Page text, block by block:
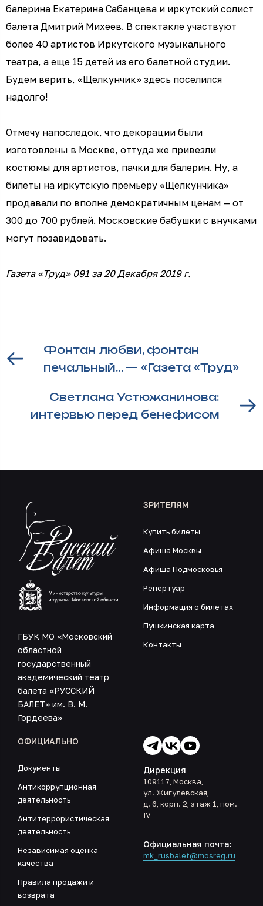
балерина Екатерина Сабанцева и иркутский солист
балета Дмитрий Михеев. В спектакле участвуют
более 40 артистов Иркутского музыкального
театра, а еще 15 детей из его балетной студии.
Будем верить, «Щелкунчик» здесь поселился
надолго!
Отмечу напоследок, что декорации были
изготовлены в Москве, оттуда же привезли
костюмы для артистов, пачки для балерин. Ну, а
билеты на иркутскую премьеру «Щелкунчика»
продавали по вполне демократичным ценам — от
300 до 700 рублей. Московские бабушки с внучками
могут позавидовать.
Газета «Труд» 091 за 20 Декабря 2019 г.
Фонтан любви, фонтан
печальный… — «Газета «Труд»
Светлана Устюжанинова:
интервью перед бенефисом
ГБУК МО «Московский
областной
государственный
академический театр
балета «РУССКИЙ
БАЛЕТ» им. В. М.
Гордеева»
ЗРИТЕЛЯМ
Купить билеты
Афиша Москвы
Афиша Подмосковья
Репертуар
Информация о билетах
Пушкинская карта
Контакты
ОФИЦИАЛЬНО
Документы
Антикоррупционная
деятельность
Антитеррористическая
деятельность
Независимая оценка
качества
Правила продажи и
возврата
Дирекция
109117, Москва,
ул. Жигулевская,
д. 6, корп. 2, этаж 1, пом.
IV
Официальная почта:
mk_rusbalet@mosreg.ru